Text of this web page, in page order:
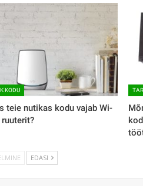
KODU
teie nutikas kodu vajab Wi-
ruuterit?
EDASI